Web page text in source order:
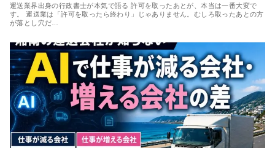
運送業界出身の行政書士が本気で語る 許可を取ったあとが、本当は一番大変で
す。 運送業は「許可を取ったら終わり」じゃありません。むしろ取ったあとの方
が落とし穴だ…